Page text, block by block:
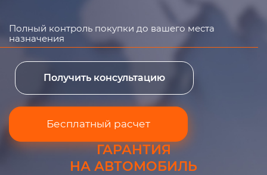
Полный контроль покупки до вашего места
назначения
Получить консультацию
Бесплатный расчет
ГАРАНТИЯ
НА АВТОМОБИЛЬ